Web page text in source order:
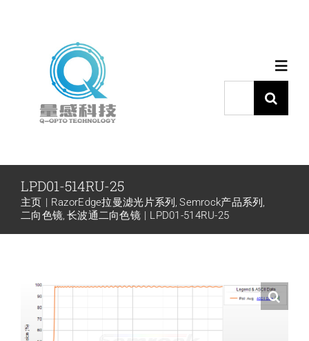
产品中心
代理品牌
下载中心
索：
LPD01-514RU-25
主页 RazorEdge拉曼滤光片系列 Semrock产品系列
二向色镜 长波通二向色镜 LPD01-514RU-25